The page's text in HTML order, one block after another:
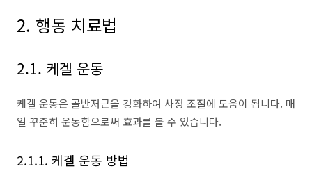
2. 행동 치료법
2.1. 케겔 운동
케겔 운동은 골반저근을 강화하여 사정 조절에 도움이 됩니다. 매
일 꾸준히 운동함으로써 효과를 볼 수 있습니다.
2.1.1. 케겔 운동 방법